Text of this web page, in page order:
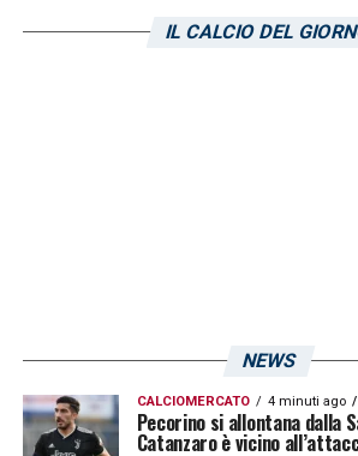
IL CALCIO DEL
NEWS
CALCIOMERCATO 4 minuti ago
Pecorino si allontana dalla
Catanzaro è vicino